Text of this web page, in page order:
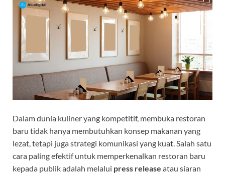
Dalam dunia kuliner yang kompetitif, membuka restoran
baru tidak hanya membutuhkan konsep makanan yang
lezat, tetapi juga strategi komunikasi yang kuat. Salah satu
cara paling efektif untuk memperkenalkan restoran baru
kepada publik adalah melalui press release atau siaran